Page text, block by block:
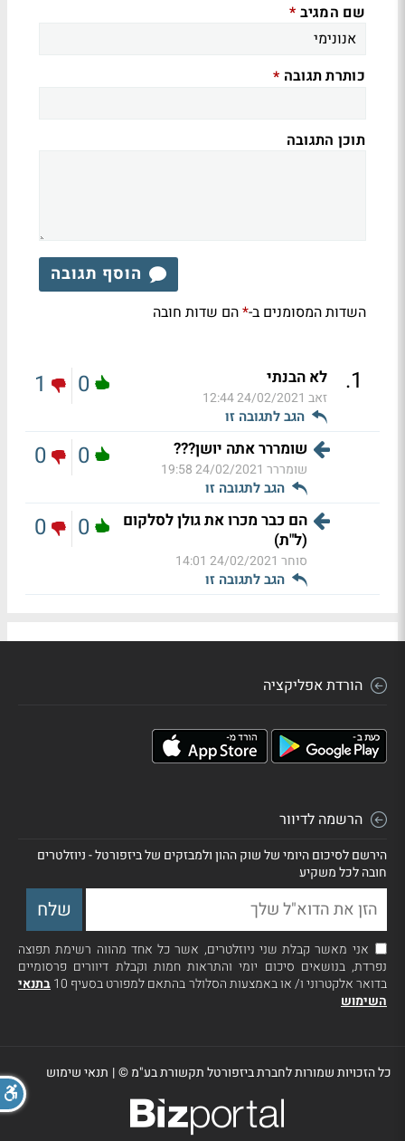
שם המגיב *
כותרת תגובה *
תוכן התגובה
הוסף תגובה
השדות המסומנים ב-*הם שדות חובה
1
. לא הבנתי
זאב 24/02/2021 12:44
הגב לתגובה זו
0
1
שומררר אתה יושן???
שומררר 24/02/2021 19:58
הגב לתגובה זו
0
0
הם כבר מכרו את גולן לסלקום
(ל"ת)
סוחר 24/02/2021 14:01
הגב לתגובה זו
0
0
הורדת אפליקציה
הרשמה לדיוור
הירשם לסיכום היומי של שוק ההון ולמבזקים של ביזפורטל - ניוזלטרים
חובה לכל משקיע
אני מאשר קבלת שני ניוזלטרים, אשר כל אחד מהווה רשימת תפוצה
נפרדת, בנושאים סיכום יומי והתראות חמות וקבלת דיוורים פרסומיים
בדואר אלקטרוני ו/ או באמצעות הסלולר בהתאם למפורט בסעיף 10
בתנאי
השימוש
כל הזכויות שמורות לחברת ביזפורטל תקשורת בע"מ ©| תנאי שימוש